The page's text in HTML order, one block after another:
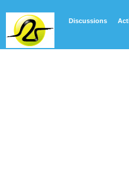
Discussions